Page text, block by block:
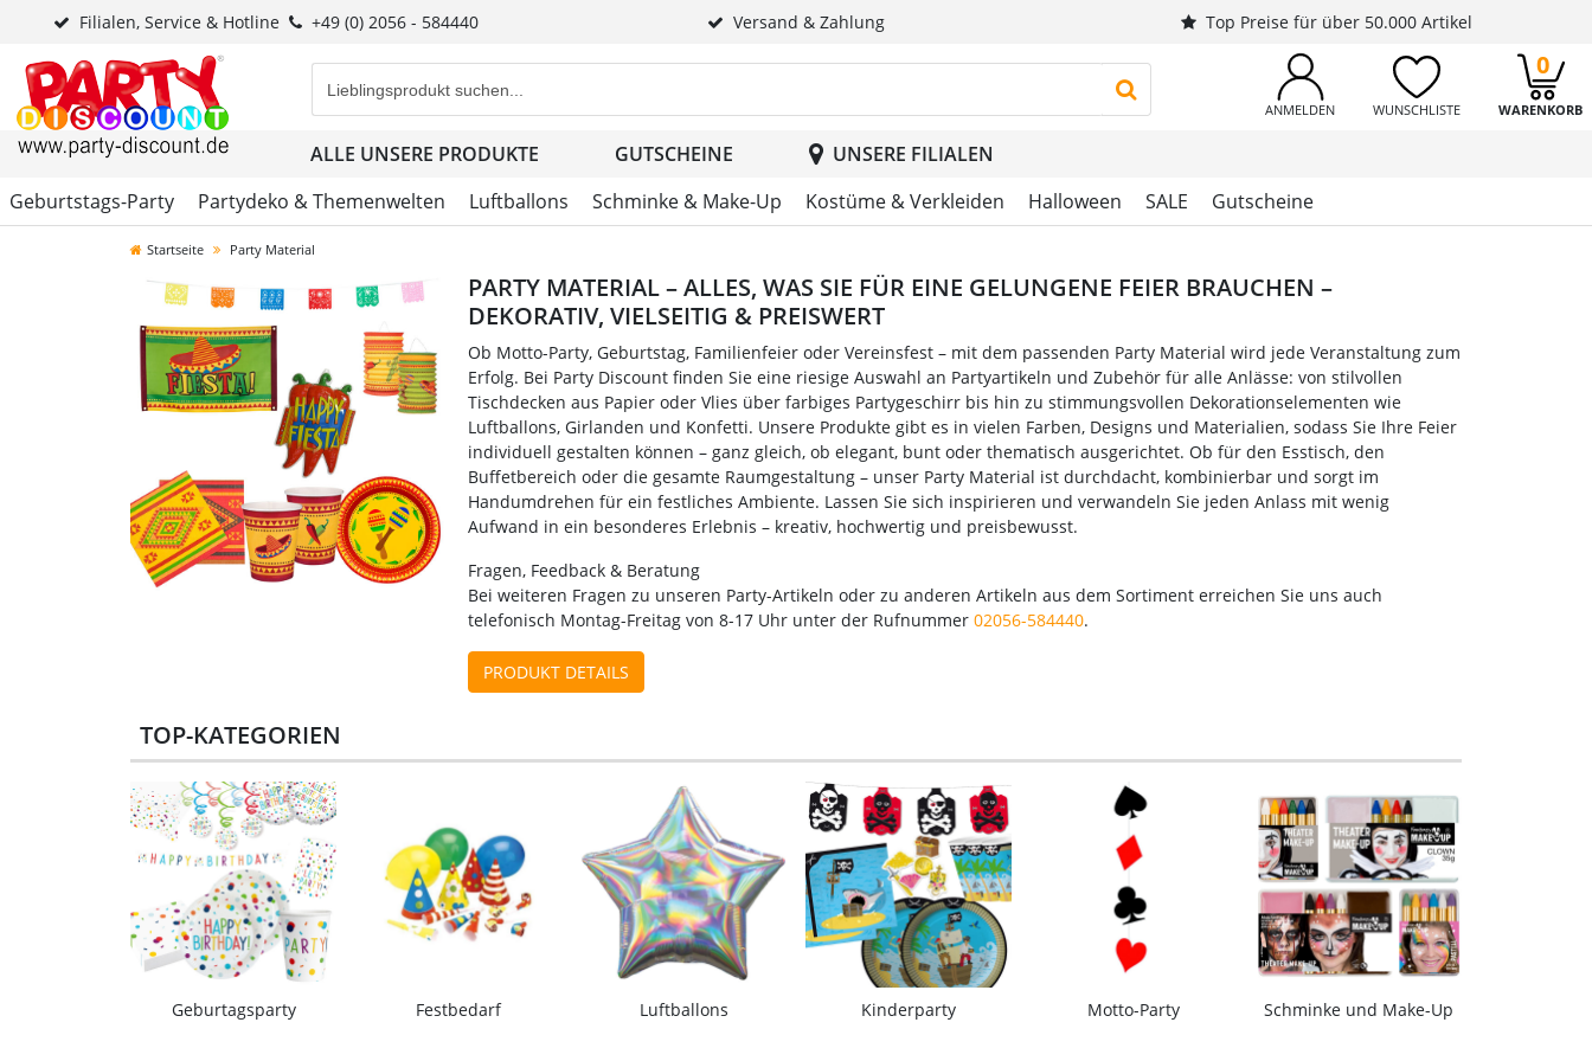
Filialen, Service & Hotline +49 (0) 2056 - 584440 Versand & Zahlung Top Preise für über 50.000 Artikel
ANMELDEN WUNSCHLISTE WARENKORB
0
PRODUKTSUCHE STARTEN
ALLE UNSERE PRODUKTE GUTSCHEINE
UNSERE FILIALEN
Geburtstags-Party
Partydeko & Themenwelten Luftballons Schminke & Make-Up Kostüme & Verkleiden Halloween SALE Gutscheine
Startseite Party Material
PARTY MATERIAL – ALLES, WAS SIE FÜR EINE GELUNGENE FEIER BRAUCHEN –
DEKORATIV, VIELSEITIG & PREISWERT
Ob Motto-Party, Geburtstag, Familienfeier oder Vereinsfest – mit dem passenden Party Material wird jede Veranstaltung zum
Erfolg. Bei Party Discount finden Sie eine riesige Auswahl an Partyartikeln und Zubehör für alle Anlässe: von stilvollen
Tischdecken aus Papier oder Vlies über farbiges Partygeschirr bis hin zu stimmungsvollen Dekorationselementen wie
Luftballons, Girlanden und Konfetti. Unsere Produkte gibt es in vielen Farben, Designs und Materialien, sodass Sie Ihre Feier
individuell gestalten können – ganz gleich, ob elegant, bunt oder thematisch ausgerichtet. Ob für den Esstisch, den
Buffetbereich oder die gesamte Raumgestaltung – unser Party Material ist durchdacht, kombinierbar und sorgt im
Handumdrehen für ein festliches Ambiente. Lassen Sie sich inspirieren und verwandeln Sie jeden Anlass mit wenig
Aufwand in ein besonderes Erlebnis – kreativ, hochwertig und preisbewusst.
Fragen, Feedback & Beratung
Bei weiteren Fragen zu unseren Party-Artikeln oder zu anderen Artikeln aus dem Sortiment erreichen Sie uns auch
telefonisch Montag-Freitag von 8-17 Uhr unter der Rufnummer 02056-584440.
PRODUKT DETAILS
TOP-KATEGORIEN
Geburtagsparty Festbedarf Luftballons Kinderparty Motto-Party Schminke und Make-Up